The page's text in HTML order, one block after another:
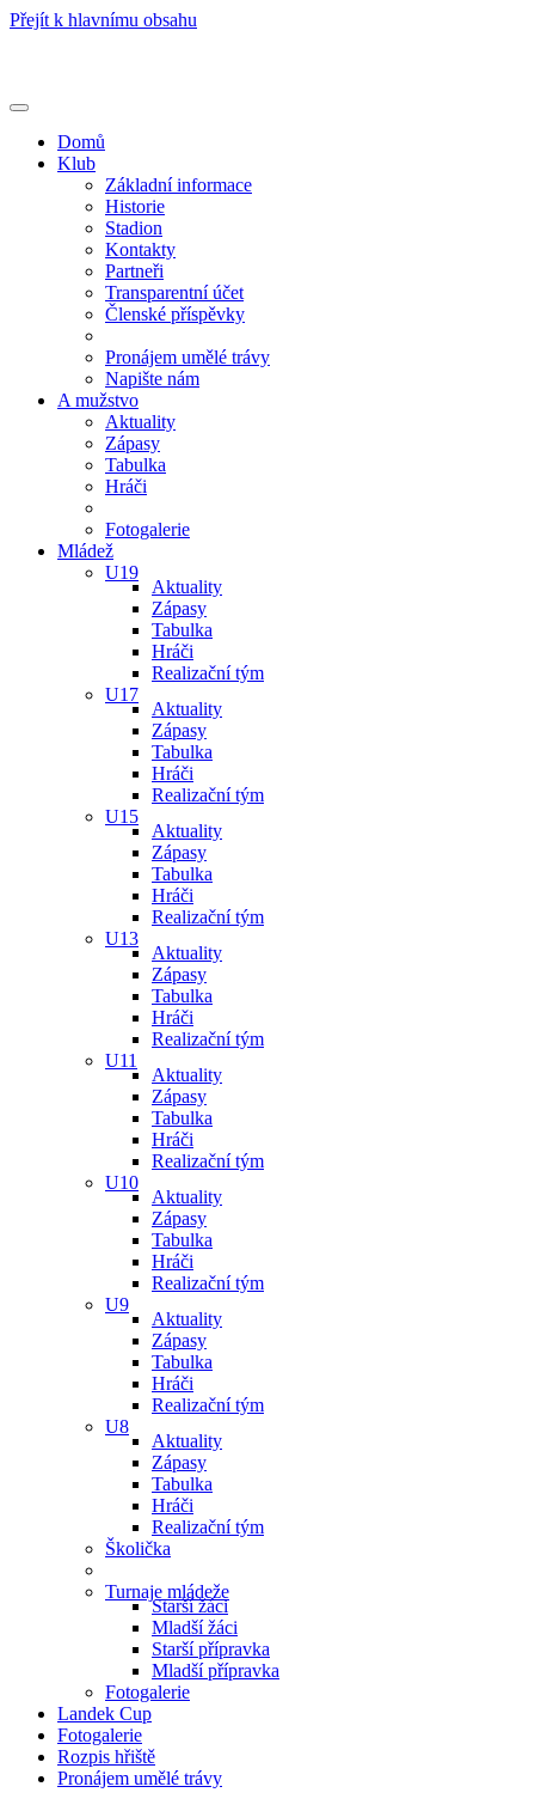
Přejít k hlavnímu obsahu
Toggle
navigationDomů
Klub
Základní informace
Historie
Stadion
Kontakty
Partneři
Transparentní účet
Členské příspěvky
Pronájem umělé trávy
Napište nám
A mužstvo
Aktuality
Zápasy
Tabulka
Hráči
Fotogalerie
Mládež
U19
Aktuality
Zápasy
Tabulka
Hráči
Realizační tým
U17
Aktuality
Zápasy
Tabulka
Hráči
Realizační tým
U15
Aktuality
Zápasy
Tabulka
Hráči
Realizační tým
U13
Aktuality
Zápasy
Tabulka
Hráči
Realizační tým
U11
Aktuality
Zápasy
Tabulka
Hráči
Realizační tým
U10
Aktuality
Zápasy
Tabulka
Hráči
Realizační tým
U9
Aktuality
Zápasy
Tabulka
Hráči
Realizační tým
U8
Aktuality
Zápasy
Tabulka
Hráči
Realizační tým
Školička
Turnaje mládeže
Starší žáci
Mladší žáci
Starší přípravka
Mladší přípravka
Fotogalerie
Landek Cup
Fotogalerie
Rozpis hřiště
Pronájem umělé trávy